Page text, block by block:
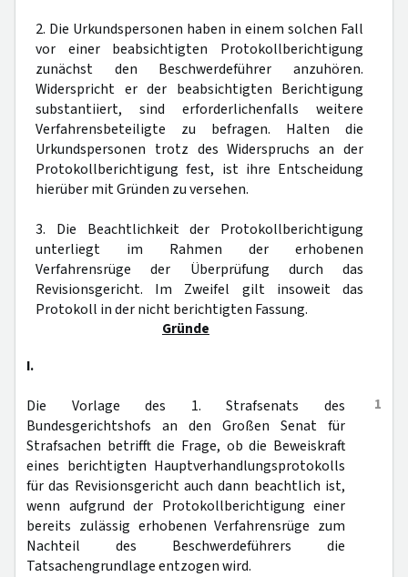
2. Die Urkundspersonen haben in einem solchen Fall
vor einer beabsichtigten Protokollberichtigung
zunächst den Beschwerdeführer anzuhören.
Widerspricht er der beabsichtigten Berichtigung
substantiiert, sind erforderlichenfalls weitere
Verfahrensbeteiligte zu befragen. Halten die
Urkundspersonen trotz des Widerspruchs an der
Protokollberichtigung fest, ist ihre Entscheidung
hierüber mit Gründen zu versehen.
3. Die Beachtlichkeit der Protokollberichtigung
unterliegt im Rahmen der erhobenen
Verfahrensrüge der Überprüfung durch das
Revisionsgericht. Im Zweifel gilt insoweit das
Protokoll in der nicht berichtigten Fassung.
Gründe
I.
1
Die Vorlage des 1. Strafsenats des
Bundesgerichtshofs an den Großen Senat für
Strafsachen betrifft die Frage, ob die Beweiskraft
eines berichtigten Hauptverhandlungsprotokolls
für das Revisionsgericht auch dann beachtlich ist,
wenn aufgrund der Protokollberichtigung einer
bereits zulässig erhobenen Verfahrensrüge zum
Nachteil des Beschwerdeführers die
Tatsachengrundlage entzogen wird.